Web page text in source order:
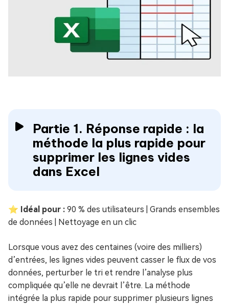
Partie 1. Réponse rapide : la
méthode la plus rapide pour
supprimer les lignes vides
dans Excel
⭐ Idéal pour : 90 % des utilisateurs | Grands ensembles
de données | Nettoyage en un clic
Lorsque vous avez des centaines (voire des milliers)
d’entrées, les lignes vides peuvent casser le flux de vos
données, perturber le tri et rendre l’analyse plus
compliquée qu’elle ne devrait l’être. La méthode
intégrée la plus rapide pour supprimer plusieurs lignes